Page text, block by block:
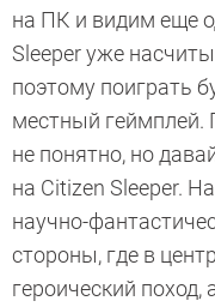
на ПК и видим еще
Sleeper уже
поэтому поиграть
местный геймплей.
не понятно, но
на Citizen Sleeper.
научно-
стороны, где в
героический